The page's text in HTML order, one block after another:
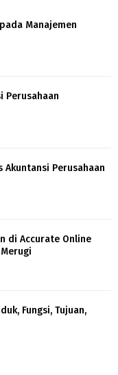
Manajemen
Perusahaan
Akuntansi Perusahaan
di Accurate Online
Fungsi, Tujuan,